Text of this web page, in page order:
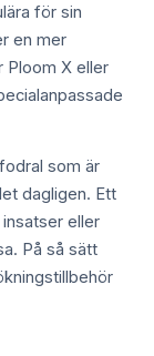
för sin
en mer
Ploom X eller
som är
dagligen. Ett
eller
På så sätt